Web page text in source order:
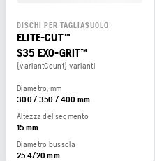
DISCHI PER TAGLIASUOLO
ELITE-CUT™
S35 EXO-GRIT™
{variantCount} varianti
Diametro, mm
300 / 350 / 400 mm
Altezza del segmento
15 mm
Diametro bussola
25.4/20 mm